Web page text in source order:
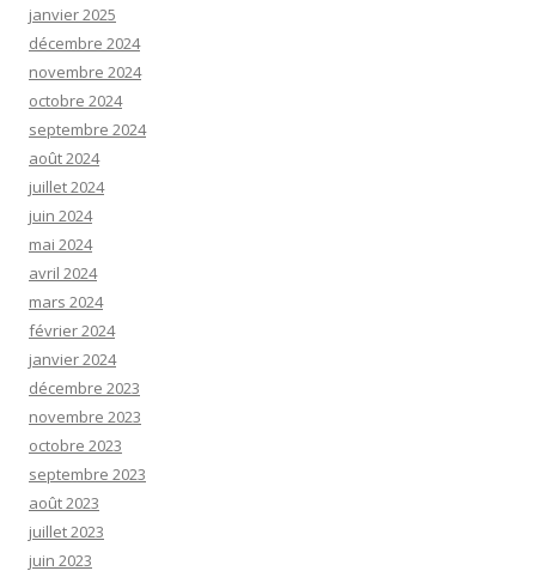
janvier 2025
décembre 2024
novembre 2024
octobre 2024
septembre 2024
août 2024
juillet 2024
juin 2024
mai 2024
avril 2024
mars 2024
février 2024
janvier 2024
décembre 2023
novembre 2023
octobre 2023
septembre 2023
août 2023
juillet 2023
juin 2023